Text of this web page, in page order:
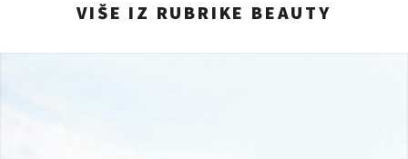
VIŠE IZ RUBRIKE BEAUTY